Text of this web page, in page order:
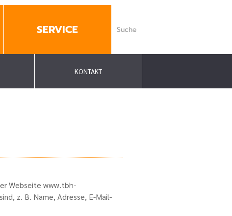
SERVICE
KONTAKT
Webseite www.tbh-
z. B. Name, Adresse, E-Mail-